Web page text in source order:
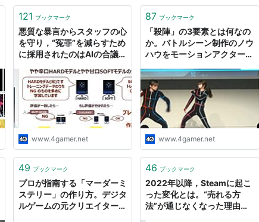
121 ブックマーク
悪質な暴言からスタッフの心
を守り，“冤罪”を減らすため
に採用されたのはAIの合議制
www.4gamer.net
87 ブックマーク
「殺陣」の3要素とは何なの
か。バトルシーン制作のノウ
ハウをモーションアクターが
www.4gamer.net
49 ブックマーク
プロが指南する「マーダーミ
ステリー」の作り方。デジタ
ルゲームの元クリエイター
46 ブックマーク
2022年以降，Steamに起こ
った変化とは。“売れる方
法”が通じなくなった理由